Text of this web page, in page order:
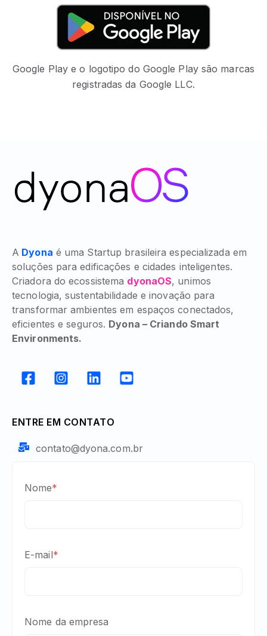
Google Play e o logotipo do Google Play são marcas
registradas da Google LLC.
A Dyona é uma Startup brasileira especializada em
soluções para edificações e cidades inteligentes.
Criadora do ecossistema dyonaOS, unimos
tecnologia, sustentabilidade e inovação para
transformar ambientes em espaços conectados,
eficientes e seguros. Dyona – Criando Smart
Environments.
ENTRE EM CONTATO
contato@dyona.com.br
Nome*
E-mail*
Nome da empresa